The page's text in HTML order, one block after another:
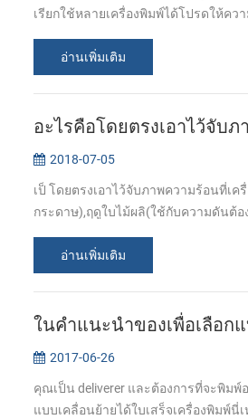
เรียกใช้หลายเครื่องพิมพ์ได้โปรดให้คว
อ่านเพิ่มเติม
อะไรคือโดยตรงเอาไว้จับ
2018-07-05
เป็ โดยตรงเอาไว้จับภาพความร้อนที่เ
กระดาษ),ฤดูใบไม้ผลิ(ใช้กับความดันต้อ
อ่านเพิ่มเติม
ในคำแนะนำของเพื่อเลือก
2017-06-26
คุณเป็น deliverer และต้องการที่จะพิม
แบบเคลื่อนย้ายได้ใบเสร็จเครื่องพิมพ์นี่